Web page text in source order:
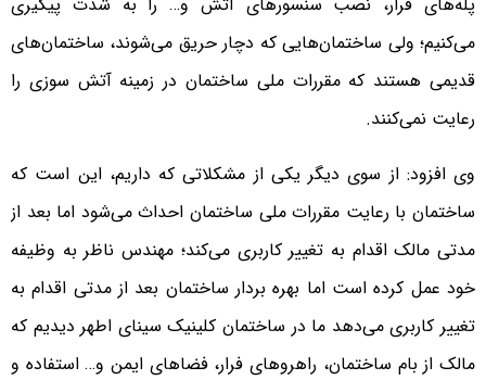
می‌کنیم؛ ولی ساختمان‌هایی که دچار حریق می‌شوند، ساختمان‌های
قدیمی هستند که مقررات ملی ساختمان در زمینه آتش سوزی را
رعایت نمی‌کنند.
وی افزود: از سوی دیگر یکی از مشکلاتی که داریم، این است که
ساختمان با رعایت مقررات ملی ساختمان احداث می‌شود اما بعد از
مدتی مالک اقدام به تغییر کاربری می‌کند؛ مهندس ناظر به وظیفه
خود عمل کرده است اما بهره بردار ساختمان بعد از مدتی اقدام به
تغییر کاربری می‌دهد ما در ساختمان کلینیک سینای اطهر دیدیم که
مالک از بام ساختمان، راهروهای فرار، فضاهای ایمن و… استفاده و